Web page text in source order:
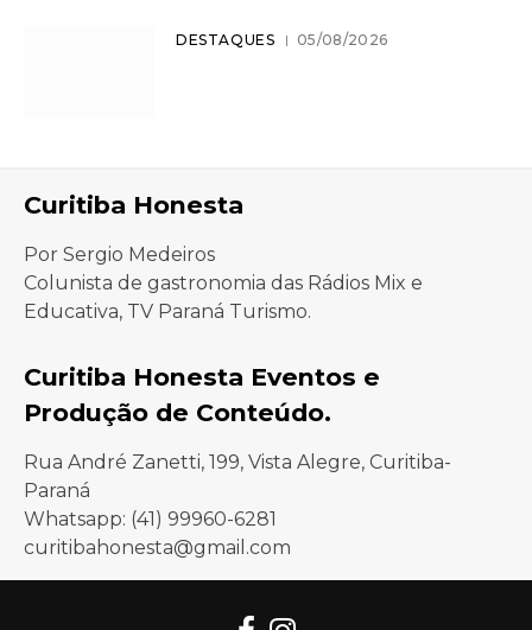
DESTAQUES 05/08/2026
Curitiba Honesta
Por Sergio Medeiros
Colunista de gastronomia das Rádios Mix e
Educativa, TV Paraná Turismo.
Curitiba Honesta Eventos e
Produção de Conteúdo.
Rua André Zanetti, 199, Vista Alegre, Curitiba-
Paraná
Whatsapp: (41) 99960-6281
curitibahonesta@gmail.com